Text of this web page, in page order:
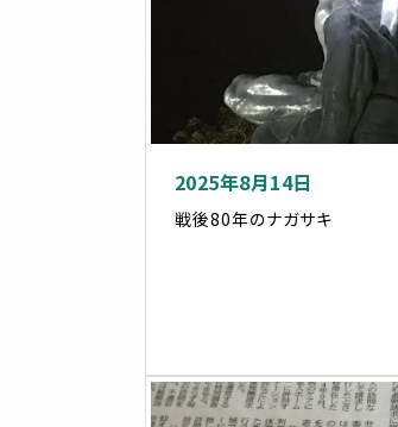
2025年8月14日
戦後80年のナガサキ